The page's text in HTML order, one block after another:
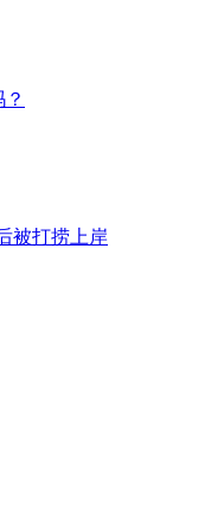
被打捞上岸